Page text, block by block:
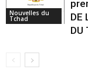
Nouvelles du
Tchad
DE
DU